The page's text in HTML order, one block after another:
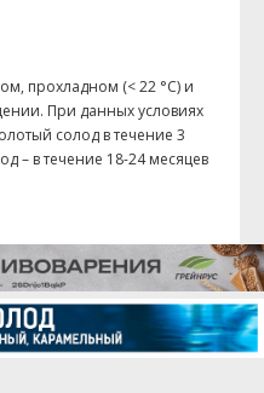
прохладном (< 22 °C) и
При данных условиях
солод в течение 3
– в течение 18-24 месяцев